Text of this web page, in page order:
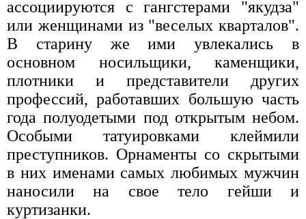
ассоциируются с гангстерами "якудза"
или женщинами из "веселых кварталов".
В старину же ими увлекались в
основном носильщики, каменщики,
плотники и представители других
профессий, работавших большую часть
года полуодетыми под открытым небом.
Особыми татуировками клеймили
преступников. Орнаменты со скрытыми
в них именами самых любимых мужчин
наносили на свое тело гейши и
куртизанки.